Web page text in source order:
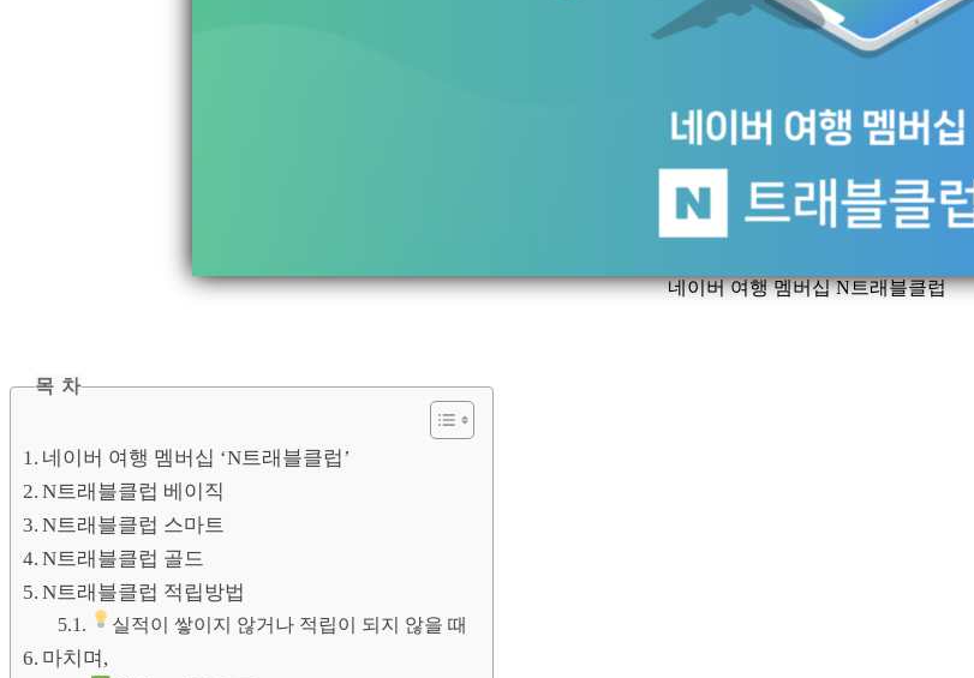
네이버 여행 멤버십 N트래블클럽
목 차
네이버 여행 멤버십 ‘N트래블클럽’
N트래블클럽 베이직
N트래블클럽 스마트
N트래블클럽 골드
N트래블클럽 적립방법
실적이 쌓이지 않거나 적립이 되지 않을 때
마치며,